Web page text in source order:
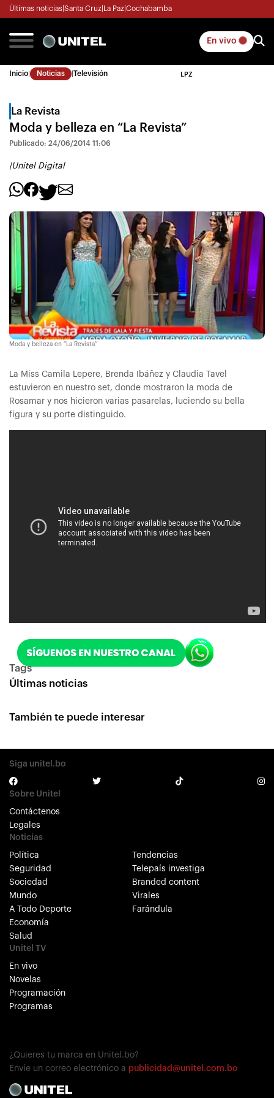
Últimas noticias Santa Cruz La Paz Cochabamba
En vivo
Inicio Noticias Televisión LPZ
La Revista
Moda y belleza en “La Revista”
Publicado: 24/06/2014 11:06
|Unitel Digital
Moda y belleza en “La Revista”
La Miss Camila Lepere, Brenda Ibáñez y Claudia Tavel
estuvieron en nuestro set, donde mostraron la moda de
Rosamar y nos hicieron varias pasarelas, luciendo su bella
figura y su porte distinguido.
Tags
Últimas noticias
También te puede interesar
Siga unitel.bo
Sobre Unitel
Contáctenos
Legales
Noticias
Política
Seguridad
Sociedad
Mundo
A Todo Deporte
Economía
Salud
Tendencias
Telepaís investiga
Branded content
Virales
Farándula
Unitel TV
En vivo
Novelas
Programación
Programas
¿Quieres tu marca en Unitel.bo?
Envíe un correo electrónico a publicidad@unitel.com.bo